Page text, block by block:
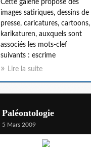
Cette galerie propose des
images satiriques, dessins de
presse, caricatures, cartoons,
karikaturen, auxquels sont
associés les mots-clef
suivants : escrime
Lire la suite
Paléontologie
5 Mars 2009